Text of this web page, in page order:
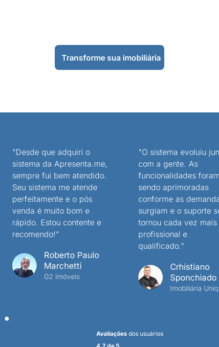
Transforme sua imobiliária
"Desde que adquiri o
sistema da Apresenta.me,
sempre fui bem atendido.
Seu sistema me atende
perfeitamente e o pós
venda é muito bom e
rápido. Estou contente e
recomendo!"
Roberto Paulo
Marchetti
G2 Imóveis
"O sistema evoluiu
com a gente. As
funcionalidades
sendo aprimoradas
conforme as
surgiam e o suporte
tornou cada vez mais
profissional e
qualificado."
Crhistiano
Sponchiado
Imobiliária Uniq
Avaliações dos usuários